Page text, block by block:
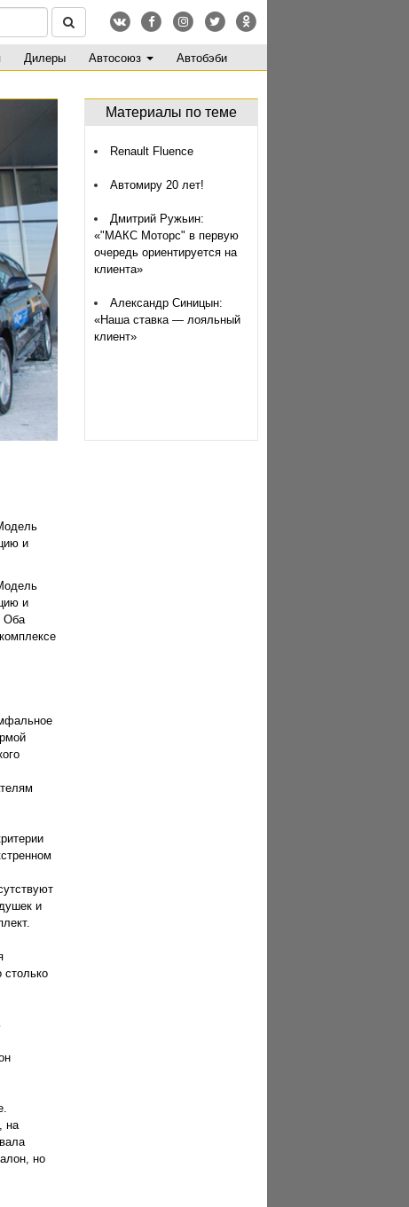
Дилеры Автосоюз Автобэби
и
и
Оба
и
столько
на
но
Материалы по теме
Renault Fluence
Автомиру 20 лет!
Дмитрий Ружьин:
«"МАКС Моторс" в первую
очередь ориентируется на
клиента»
Александр Синицын:
«Наша ставка — лояльный
клиент»